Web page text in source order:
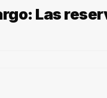
Las